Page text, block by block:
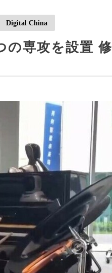
Digital China
専攻を設置